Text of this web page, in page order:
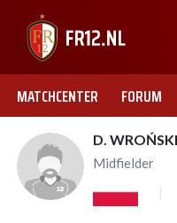
MATCHCENTER FORUM
D. WROŃSKI
Midfielder